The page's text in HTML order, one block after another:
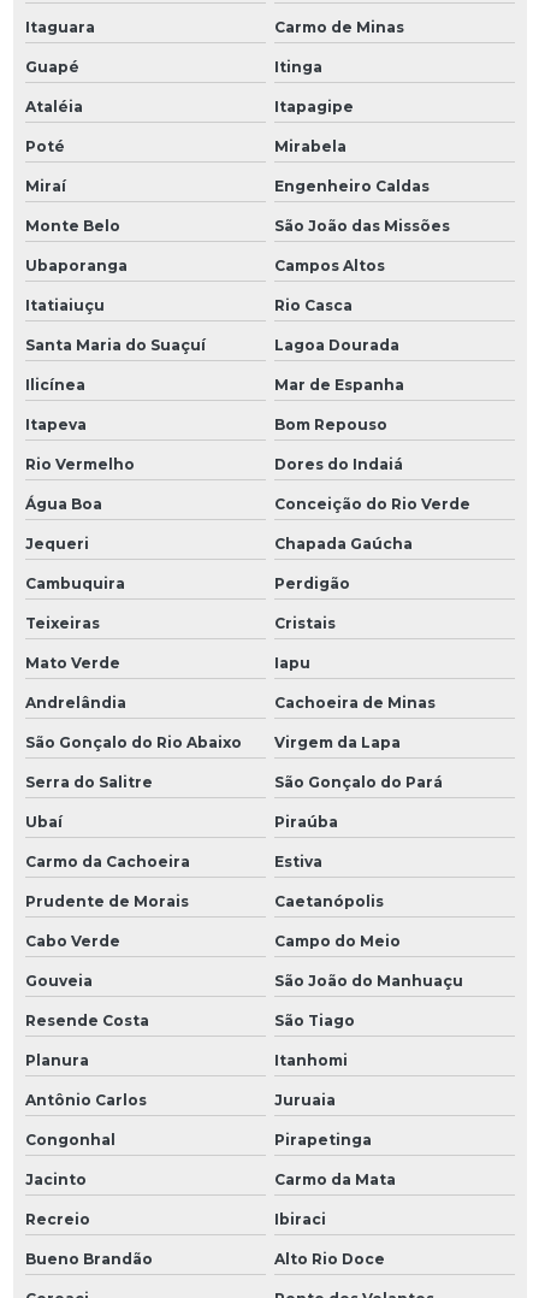
Itaguara Carmo de Minas
Guapé Itinga
Ataléia Itapagipe
Poté Mirabela
Miraí Engenheiro Caldas
Monte Belo São João das Missões
Ubaporanga Campos Altos
Itatiaiuçu Rio Casca
Santa Maria do Suaçuí Lagoa Dourada
Ilicínea Mar de Espanha
Itapeva Bom Repouso
Rio Vermelho Dores do Indaiá
Água Boa Conceição do Rio Verde
Jequeri Chapada Gaúcha
Cambuquira Perdigão
Teixeiras Cristais
Mato Verde Iapu
Andrelândia Cachoeira de Minas
São Gonçalo do Rio Abaixo Virgem da Lapa
Serra do Salitre São Gonçalo do Pará
Ubaí Piraúba
Carmo da Cachoeira Estiva
Prudente de Morais Caetanópolis
Cabo Verde Campo do Meio
Gouveia São João do Manhuaçu
Resende Costa São Tiago
Planura Itanhomi
Antônio Carlos Juruaia
Congonhal Pirapetinga
Jacinto Carmo da Mata
Recreio Ibiraci
Bueno Brandão Alto Rio Doce